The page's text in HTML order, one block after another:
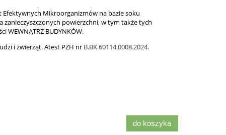
Mikroorganizmów na bazie soku
powierzchni, w tym także tych
WEWNĄTRZ BUDYNKÓW.
i zwierząt. Atest PZH nr B.BK.60114.0008.2024.
do koszyka